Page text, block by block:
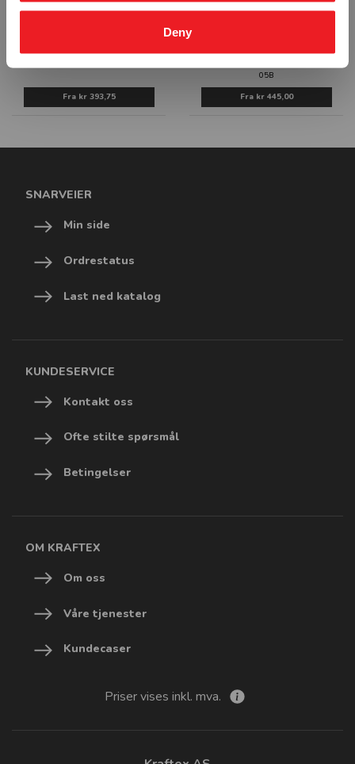
Deny
2172
Fra kr 393,75
05B
Fra kr 445,00
SNARVEIER
Min side
Ordrestatus
Last ned katalog
KUNDESERVICE
Kontakt oss
Ofte stilte spørsmål
Betingelser
OM KRAFTEX
Om oss
Våre tjenester
Kundecaser
Priser vises inkl. mva.